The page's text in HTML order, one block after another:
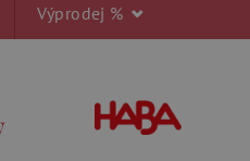
Výprodej %